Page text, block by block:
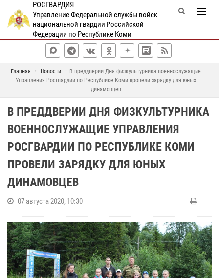
РОСГВАРДИЯ
Управление Федеральной службы войск
национальной гвардии Российской
Федерации по Республике Коми
Главная Новости
В преддверии Дня физкультурника военнослужащие
Управления Росгвардии по Республике Коми провели зарядку для юных
динамовцев
В ПРЕДДВЕРИИ ДНЯ ФИЗКУЛЬТУРНИКА
ВОЕННОСЛУЖАЩИЕ УПРАВЛЕНИЯ
РОСГВАРДИИ ПО РЕСПУБЛИКЕ КОМИ
ПРОВЕЛИ ЗАРЯДКУ ДЛЯ ЮНЫХ
ДИНАМОВЦЕВ
07 августа 2020, 10:30